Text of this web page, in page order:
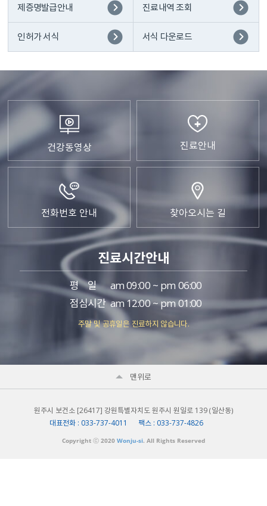
제증명발급안내 진료내역 조회
인허가 서식 서식 다운로드
건강동영상 진료안내
전화번호 안내 찾아오시는 길
진료시간안내
평일 am 09:00 ~ pm 06:00
점심시간 am 12:00 ~ pm 01:00
주말 및 공휴일은 진료하지 않습니다.
맨위로
원주시 보건소 [26417] 강원특별자치도 원주시 원일로 139 （일산동）
대표전화 : 033-737-4011 팩스 : 033-737-4826
Copyright ⓒ 2020 Wonju-si. All Rights Reserved